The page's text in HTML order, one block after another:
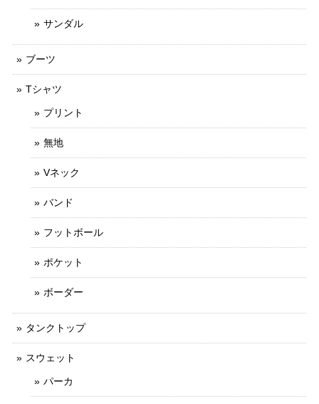
サンダル
ブーツ
Tシャツ
プリント
無地
Vネック
バンド
フットボール
ポケット
ボーダー
タンクトップ
スウェット
パーカ